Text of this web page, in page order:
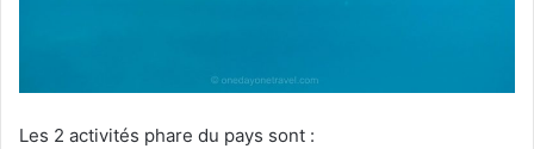
Les 2 activités phare du pays sont :